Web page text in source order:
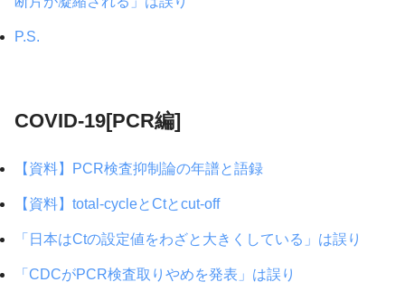
P.S.
COVID-19[PCR編]
【資料】PCR検査抑制論の年譜と語録
【資料】total-cycleとCtとcut-off
「日本はCtの設定値をわざと大きくしている」は誤り
「CDCがPCR検査取りやめを発表」は誤り